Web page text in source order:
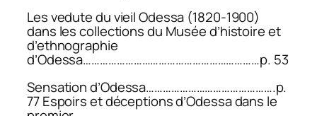
Les vedute du vieil Odessa (1820-1900)
dans les collections du Musée d’histoire et
d’ethnographie
d’Odessa………………………………………………………p. 53
Sensation d’Odessa……………………………………….p.
77 Espoirs et déceptions d’Odessa dans le